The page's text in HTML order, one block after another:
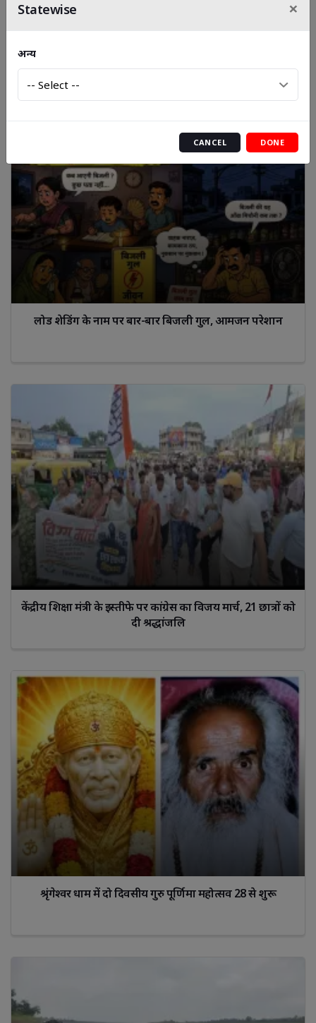
लोड शेडिंग के नाम पर बार-बार बिजली गुल, आमजन परेशान
केंद्रीय शिक्षा मंत्री के इस्तीफे पर कांग्रेस का विजय मार्च, 21 छात्रों को
दी श्रद्धांजलि
श्रृंगेश्वर धाम में दो दिवसीय गुरु पूर्णिमा महोत्सव 28 से शुरू
Statewise ×
अन्य
CANCEL DONE